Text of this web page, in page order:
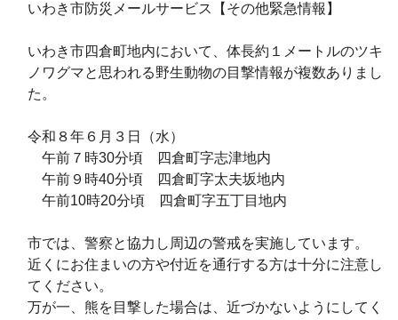
いわき市防災メールサービス【その他緊急情報】
いわき市四倉町地内において、体長約１メートルのツキ
ノワグマと思われる野生動物の目撃情報が複数ありまし
た。
令和８年６月３日（水）
午前７時30分頃 四倉町字志津地内
午前９時40分頃 四倉町字太夫坂地内
午前10時20分頃 四倉町字五丁目地内
市では、警察と協力し周辺の警戒を実施しています。
近くにお住まいの方や付近を通行する方は十分に注意し
てください。
万が一、熊を目撃した場合は、近づかないようにしてく